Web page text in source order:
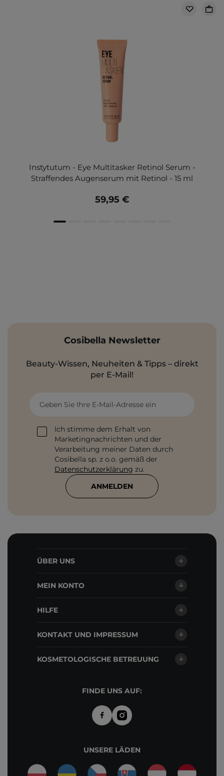
Instytutum - Eye Multitasker Retinol Serum -
Straffendes Augenserum mit Retinol - 15 ml
59,95 €
Cosibella Newsletter
Beauty-Wissen, Neuheiten & Tipps – direkt
per E-Mail!
Geben Sie Ihre E-Mail-Adresse ein
Ich stimme dem Erhalt von
Marketingnachrichten und der
Verarbeitung meiner Daten durch
Cosibella sp. z o.o. gemäß der
Datenschutzerklärung zu.
ANMELDEN
ÜBER UNS
MEIN KONTO
HILFE
KONTAKT UND IMPRESSUM
KOSMETOLOGISCHE BETREUUNG
FINDE UNS AUF:
UNSERE LÄDEN